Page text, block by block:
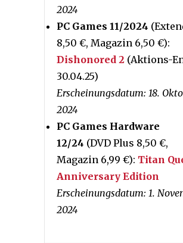
2024
PC Games 11/2024
8,50 €, Magazin 6,50 €):
Dishonored 2 (Aktions-
30.04.25)
Erscheinungsdatum: 18.
2024
PC Games Hardware
12/24 (DVD Plus 8,50 €,
Magazin 6,99 €): Titan
Anniversary Edition
Erscheinungsdatum: 1.
2024